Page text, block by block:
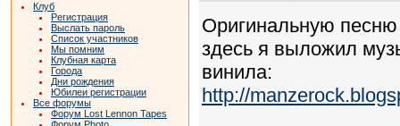
Клуб
Регистрация
Выслать пароль
Список участников
Мы помним
Клубная карта
Города
Дни рождения
Юбилеи регистрации
Все форумы
Форум Lost Lennon Tapes
Оригинальную
здесь я выложил
винила:
http://